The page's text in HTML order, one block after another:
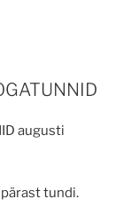
augusti
tundi.